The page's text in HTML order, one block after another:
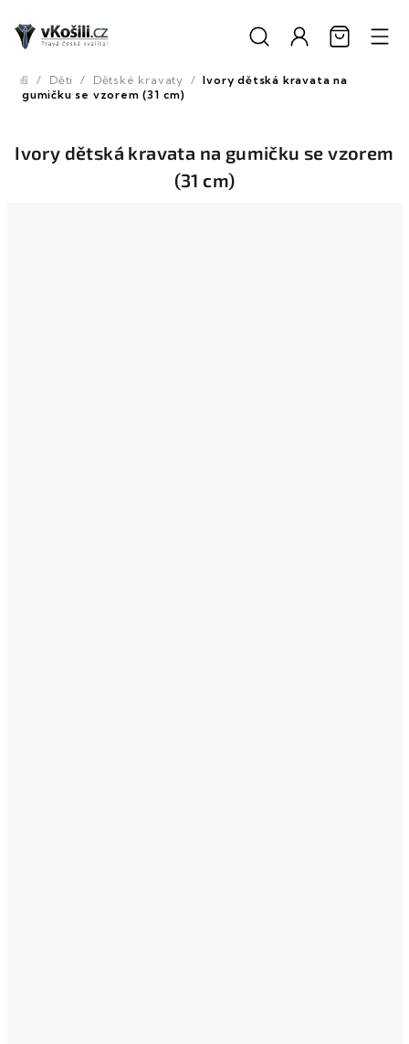
obsah
Domů
/ Děti / Dětské kravaty / Ivory dětská kravata na
gumičku se vzorem (31 cm)
Ivory dětská kravata na gumičku se vzorem
(31 cm)